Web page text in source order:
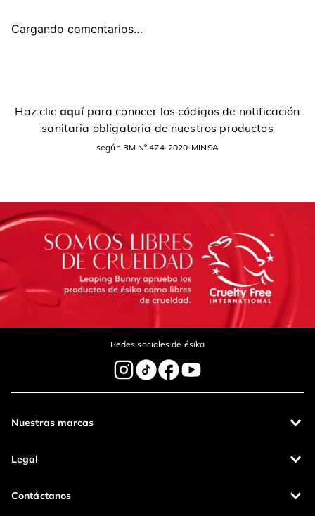
Título
Tu nombre
Escribe un comentario
Cargando comentarios…
Haz clic aquípara conocer los códigos de notificación
sanitaria obligatoria de nuestros productos
según RM Nº 474-2020-MINSA
Redes sociales de ésika
Nuestras marcas
Legal
Contáctanos